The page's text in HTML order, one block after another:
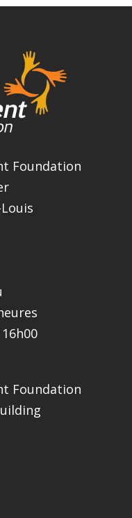
Foundation
Foundation